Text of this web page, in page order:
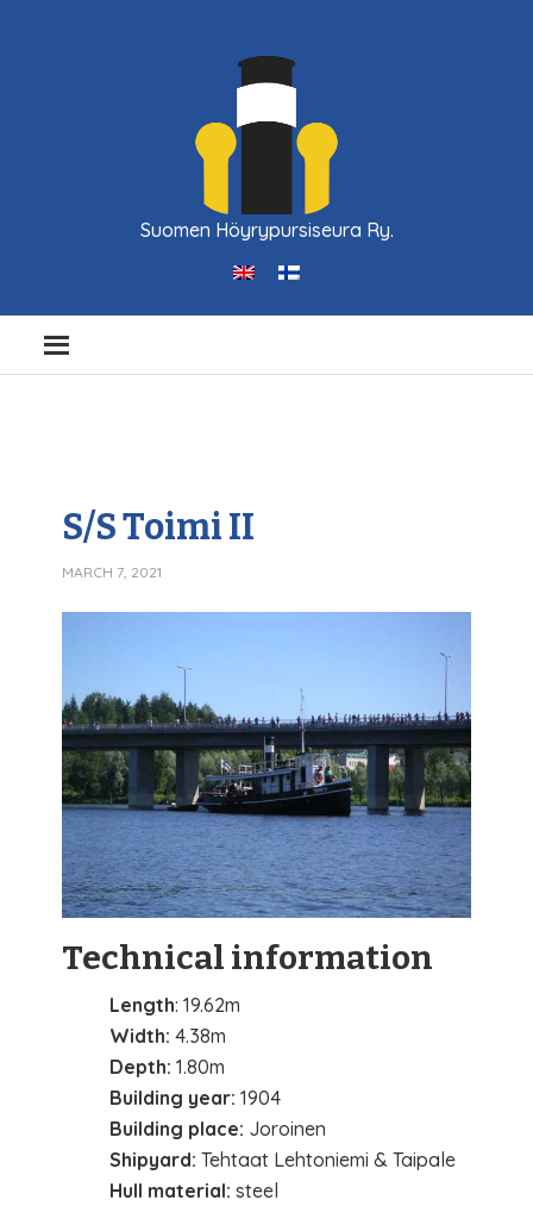
Suomen Höyrypursiseura Ry.
S/S Toimi II
MARCH 7, 2021
Technical information
Length: 19.62m
Width: 4.38m
Depth: 1.80m
Building year: 1904
Building place: Joroinen
Shipyard: Tehtaat Lehtoniemi & Taipale
Hull material: steel